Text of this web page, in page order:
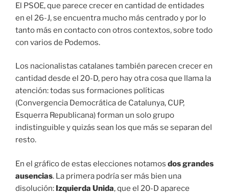
El PSOE, que parece crecer en cantidad de entidades
en el 26-J, se encuentra mucho más centrado y por lo
tanto más en contacto con otros contextos, sobre todo
con varios de Podemos.
Los nacionalistas catalanes también parecen crecer en
cantidad desde el 20-D, pero hay otra cosa que llama la
atención: todas sus formaciones políticas
(Convergencia Democrática de Catalunya, CUP,
Esquerra Republicana) forman un solo grupo
indistinguible y quizás sean los que más se separan del
resto.
En el gráfico de estas elecciones notamos dos grandes
ausencias. La primera podría ser más bien una
disolución: Izquierda Unida, que el 20-D aparece